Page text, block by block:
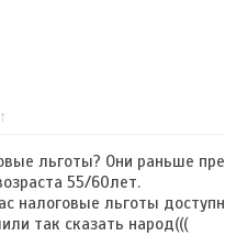
↑
льготы? Они раньше
55/60лет.
налоговые льготы
так сказать народ(((